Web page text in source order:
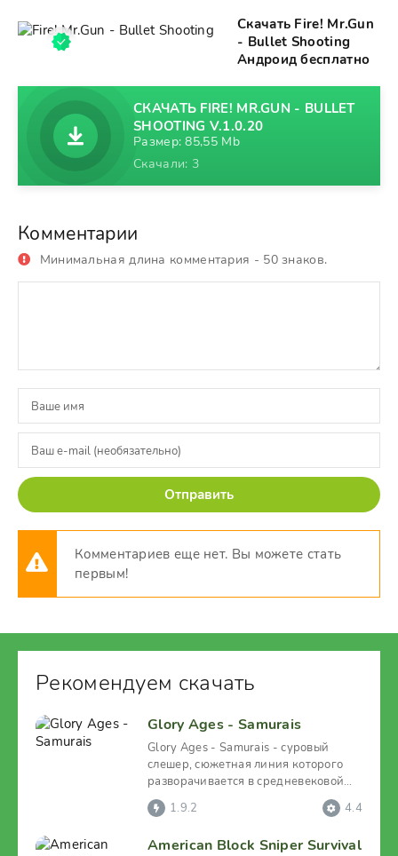
Скачать Fire! Mr.Gun
- Bullet Shooting
Андроид бесплатно
СКАЧАТЬ FIRE! MR.GUN - BULLET
SHOOTING V.1.0.20
Размер: 85,55 Mb
Скачали: 3
Комментарии
Минимальная длина комментария - 50 знаков.
Отправить
Комментариев еще нет. Вы можете стать
первым!
Рекомендуем скачать
Glory Ages - Samurais
Glory Ages - Samurais - суровый
слешер, сюжетная линия которого
разворачивается в средневековой
Японии. И в котором
1.9.2 4.4
American Block Sniper Survival